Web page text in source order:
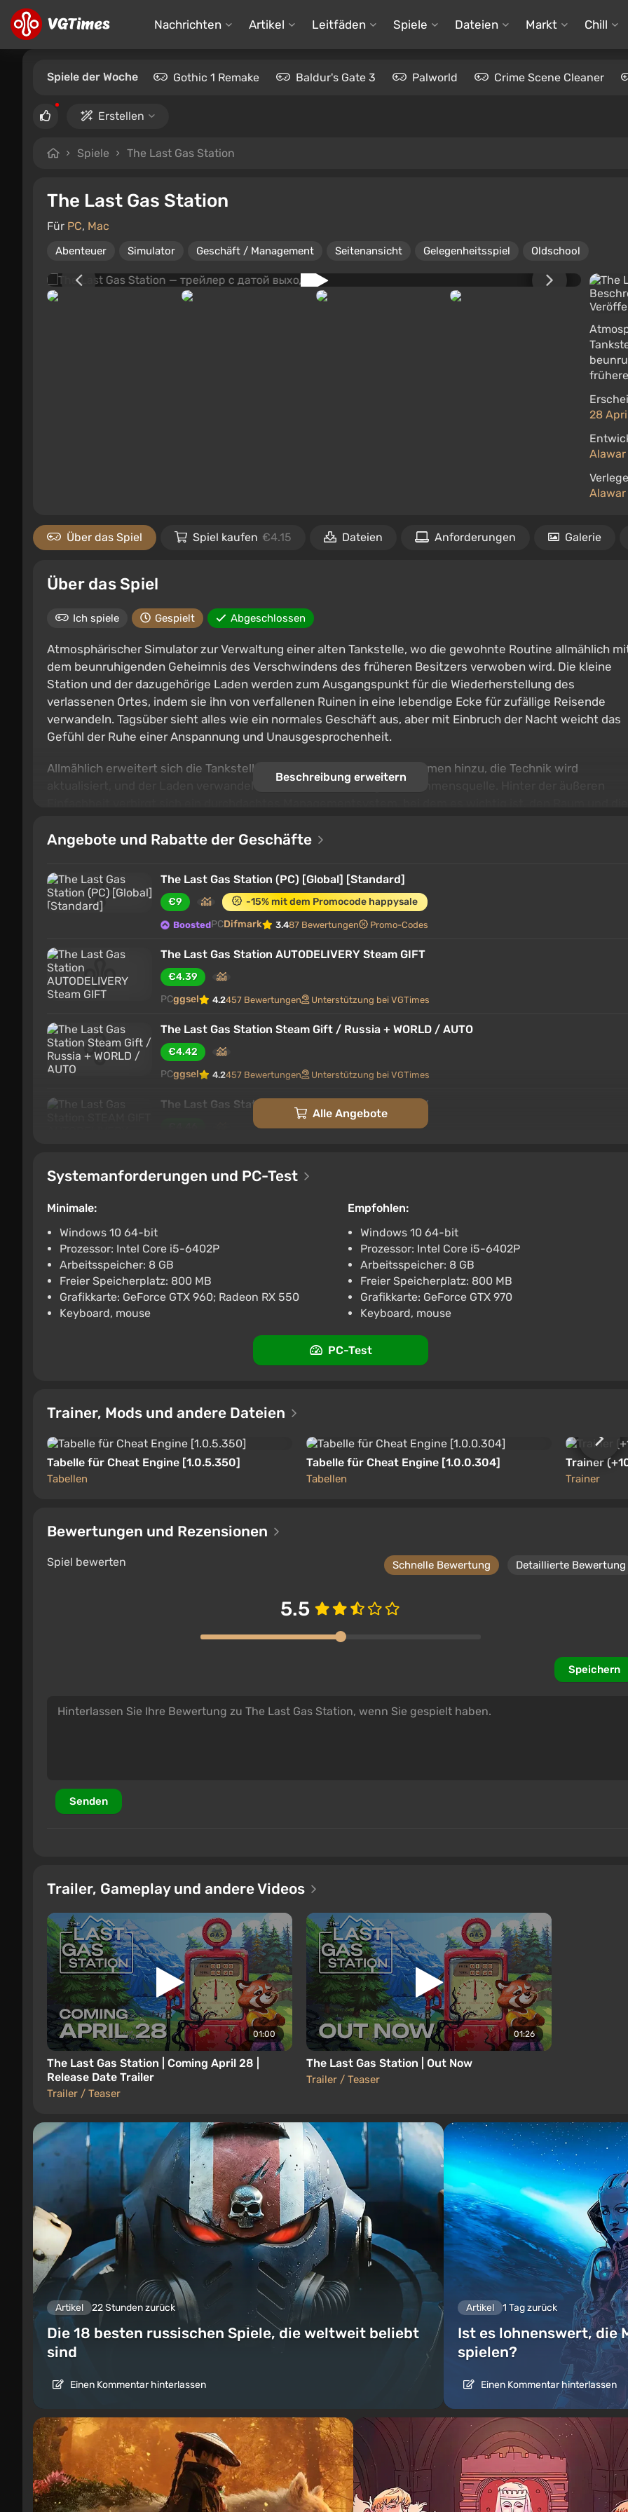
Nachrichten Artikel Leitfäden Spiele Dateien Markt Chill
Spiele der Woche Gothic 1 Remake Baldur's Gate 3 Palworld Crime Scene Cleaner
Erstellen
Spiele The Last Gas Station
The Last Gas Station
Für PC, Mac
Abenteuer Simulator Geschäft / Management Seitenansicht Gelegenheitsspiel Oldschool
28
Alawar
Alawar
Über das Spiel Spiel kaufen €4.15 Dateien Anforderungen Galerie
Über das Spiel
Ich spiele Gespielt Abgeschlossen
Atmosphärischer Simulator zur Verwaltung einer alten Tankstelle, wo die gewohnte Routine allmählich
dem beunruhigenden Geheimnis des Verschwindens des früheren Besitzers verwoben wird. Die kleine
Station und der dazugehörige Laden werden zum Ausgangspunkt für die Wiederherstellung des
verlassenen Ortes, indem sie ihn von verfallenen Ruinen in eine lebendige Ecke für zufällige Reisende
verwandeln. Tagsüber sieht alles wie ein normales Geschäft aus, aber mit Einbruch der Nacht weicht das
Gefühl der Ruhe einer Anspannung und Unausgesprochenheit.
Allmählich erweitert sich die Tankstelle – neue Dienstleistungen kommen hinzu, die Technik wird
aktualisiert, und der Laden verwandelt sich in eine vollwertige Einkommensquelle. Hinter der äußeren
vergessen, dass man einige Dinge nach Sonnenuntergang besser nicht überprüfen sollte.
Beschreibung erweitern
Angebote und Rabatte der Geschäfte
The Last Gas Station (PC) [Global] [Standard]
€9 -15% mit dem Promocode happysale
BoostedPCDifmark 3.487 Bewertungen Promo-Codes
The Last Gas Station AUTODELIVERY Steam GIFT
€4.39
PCggsel 4.2457 Bewertungen Unterstützung bei VGTimes
The Last Gas Station Steam Gift / Russia + WORLD / AUTO
€4.42
PCggsel 4.2457 Bewertungen Unterstützung bei VGTimes
The Last Gas Station STEAM GIFT AUTODELIVERY
The Last Gas Station STEAM GIFT AUTO RU+World
The Last Gas Station STEAM AUTODELIVERY RU/KZ/UA/CIS
€4.82
PCggsel 4.2457 Bewertungen Unterstützung bei VGTimes
Alle Angebote
Systemanforderungen und PC-Test
Minimale:
Windows 10 64-bit
Prozessor: Intel Core i5-6402P
Arbeitsspeicher: 8 GB
Freier Speicherplatz: 800 MB
Grafikkarte: GeForce GTX 960; Radeon RX 550
Keyboard, mouse
Empfohlen:
Windows 10 64-bit
Prozessor: Intel Core i5-6402P
Arbeitsspeicher: 8 GB
Freier Speicherplatz: 800 MB
Grafikkarte: GeForce GTX 970
Keyboard, mouse
PC-Test
Trainer, Mods und andere Dateien
Tabelle für Cheat Engine [1.0.5.350]
Tabellen
Tabelle für Cheat Engine [1.0.0.304]
Tabellen
Trainer
Trainer
Bewertungen und Rezensionen
Spiel bewerten Schnelle Bewertung Detaillierte Bewertung
5.5
Speichern
Senden
Trailer, Gameplay und andere Videos
01:00
The Last Gas Station | Coming April 28 |
Release Date Trailer
Trailer / Teaser
01:26
The Last Gas Station | Out Now
Trailer / Teaser
Artikel 22 Stunden zurück
Die 18 besten russischen Spiele, die weltweit beliebt
sind
Einen Kommentar hinterlassen
Artikel 1 Tag zurück
Ist es lohnenswert, die
spielen?
Einen Kommentar hinterlassen